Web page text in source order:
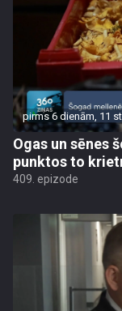
pirms 6 dienām, 11
Ogas un sēnes
punktos to
409. epizode